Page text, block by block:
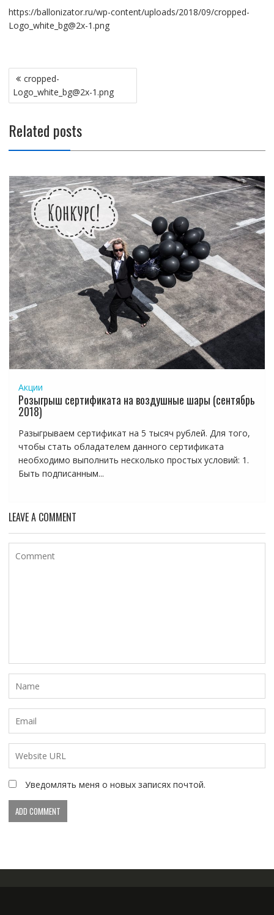
https://ballonizator.ru/wp-content/uploads/2018/09/cropped-
Logo_white_bg@2x-1.png
Навигация
по
записям
cropped-
Logo_white_bg@2x-1.png
Related posts
Акции
Розыгрыш сертификата на воздушные шары (сентябрь
2018)
Разыгрываем сертификат на 5 тысяч рублей. Для того,
чтобы стать обладателем данного сертификата
необходимо выполнить несколько простых условий: 1.
Быть подписанным...
LEAVE A COMMENT
Уведомлять меня о новых записях почтой.